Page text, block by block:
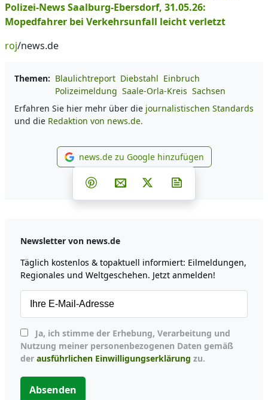
Polizei-News Saalburg-Ebersdorf, 31.05.26:
Mopedfahrer bei Verkehrsunfall leicht verletzt
roj/news.de
Themen: Blaulichtreport Diebstahl Einbruch
Polizeimeldung Saale-Orla-Kreis Sachsen
Erfahren Sie hier mehr über die journalistischen Standards
und die Redaktion von news.de.
news.de zu Google
news.de zu Google hinzufügen
Teilen auf Facebook
Teilen auf Whatsapp
Teilen auf Telegram
Teilen auf Pinterest
Per E-Mail teilen
Post auf X
Newsletter von news.de
Täglich kostenlos & topaktuell informiert: Eilmeldungen,
Regionales und Weltgeschehen. Jetzt anmelden!
Nutzung meiner personenbezogenen Daten gemäß
der ausführlichen Einwilligungserklärung zu.
Absenden